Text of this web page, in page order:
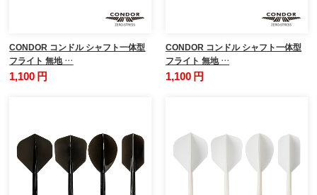
CONDOR コンドル シャフト一体型
フライト 無地 …
1,100 円
CONDOR コンドル シャフト一体型
フライト 無地 …
1,100 円